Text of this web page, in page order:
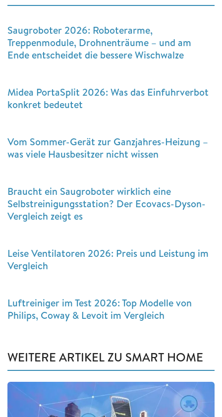
Saugroboter 2026: Roboterarme,
Treppenmodule, Drohnenträume – und am
Ende entscheidet die bessere Wischwalze
Midea PortaSplit 2026: Was das Einfuhrverbot
konkret bedeutet
Vom Sommer-Gerät zur Ganzjahres-Heizung –
was viele Hausbesitzer nicht wissen
Braucht ein Saugroboter wirklich eine
Selbstreinigungsstation? Der Ecovacs-Dyson-
Vergleich zeigt es
Leise Ventilatoren 2026: Preis und Leistung im
Vergleich
Luftreiniger im Test 2026: Top Modelle von
Philips, Coway & Levoit im Vergleich
WEITERE ARTIKEL ZU SMART HOME